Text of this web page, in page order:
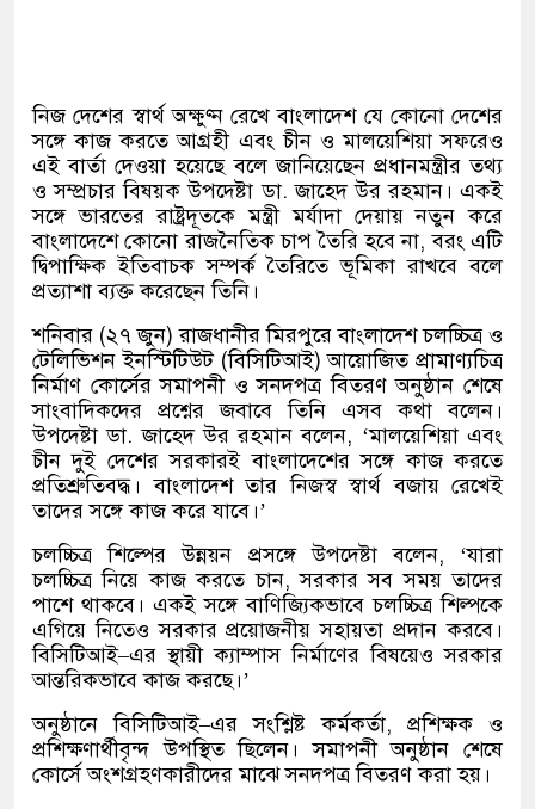
নিজ দেশের স্বার্থ অক্ষুণ্ন রেখে বাংলাদেশ যে কোনো দেশের
সঙ্গে কাজ করতে আগ্রহী এবং চীন ও মালয়েশিয়া সফরেও
এই বার্তা দেওয়া হয়েছে বলে জানিয়েছেন প্রধানমন্ত্রীর তথ্য
ও সম্প্রচার বিষয়ক উপদেষ্টা ডা.জাহেদ উর রহমান। একই
সঙ্গে ভারতের রাষ্ট্রদূতকে মন্ত্রী মর্যাদা দেয়ায় নতুন করে
বাংলাদেশে কোনো রাজনৈতিক চাপ তৈরি হবে না,বরং এটি
দ্বিপাক্ষিক ইতিবাচক সম্পর্ক তৈরিতে ভূমিকা রাখবে বলে
প্রত্যাশা ব্যক্ত করেছেন তিনি।
শনিবার (২৭ জুন)রাজধানীর মিরপুরে বাংলাদেশ চলচ্চিত্র ও
টেলিভিশন ইনস্টিটিউট(বিসিটিআই)আয়োজিত প্রামাণ্যচিত্র
নির্মাণ কোর্সের সমাপনী ও সনদপত্র বিতরণ অনুষ্ঠান শেষে
সাংবাদিকদের প্রশ্নের জবাবে তিনি এসব কথা বলেন।
উপদেষ্টা ডা.জাহেদ উর রহমান বলেন, ‘মালয়েশিয়া এবং
চীন দুই দেশের সরকারই বাংলাদেশের সঙ্গে কাজ করতে
প্রতিশ্রুতিবদ্ধ। বাংলাদেশ তার নিজস্ব স্বার্থ বজায় রেখেই
তাদের সঙ্গে কাজ করে যাবে।’
চলচ্চিত্র শিল্পের উন্নয়ন প্রসঙ্গে উপদেষ্টা বলেন, ‘যারা
চলচ্চিত্র নিয়ে কাজ করতে চান,সরকার সব সময় তাদের
পাশে থাকবে। একই সঙ্গে বাণিজ্যিকভাবে চলচ্চিত্র শিল্পকে
এগিয়ে নিতেও সরকার প্রয়োজনীয় সহায়তা প্রদান করবে।
বিসিটিআই–এর স্থায়ী ক্যাম্পাস নির্মাণের বিষয়েও সরকার
আন্তরিকভাবে কাজ করছে।’
অনুষ্ঠানে বিসিটিআই–এর সংশ্লিষ্ট কর্মকর্তা, প্রশিক্ষক ও
প্রশিক্ষণার্থীবৃন্দ উপস্থিত ছিলেন। সমাপনী অনুষ্ঠান শেষে
কোর্সে অংশগ্রহণকারীদের মাঝে সনদপত্র বিতরণ করা হয়।